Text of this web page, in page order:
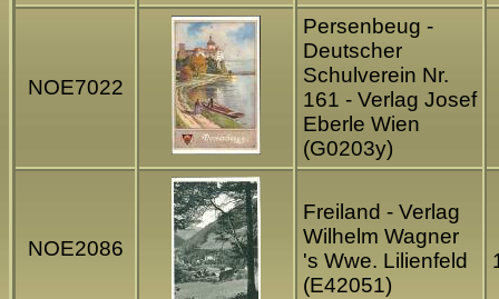
NOE7022
Persenbeug -
Deutscher
Schulverein Nr.
161 - Verlag Josef
Eberle Wien
(G0203y)
NOE2086
Freiland - Verlag
Wilhelm Wagner
's Wwe. Lilienfeld
(E42051)